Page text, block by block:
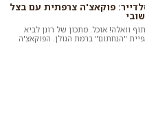
פוקאצ'ה צרפתית עם בצל
וואלה! אוכל. מתכון של רונן לביא
"הנחתום" ברמת הגולן. הפוקאצ'ה